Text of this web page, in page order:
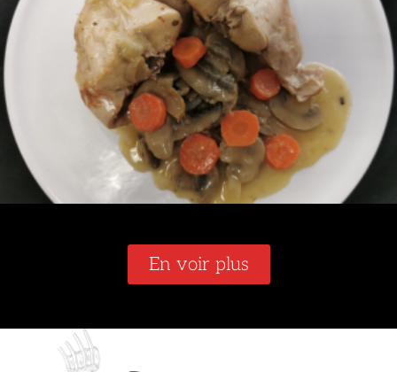
En voir plus